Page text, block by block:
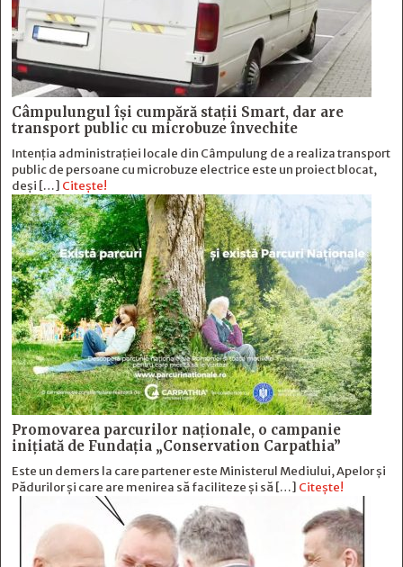
Câmpulungul îşi cumpără staţii Smart, dar are
transport public cu microbuze învechite
Intenția administrației locale din Câmpulung de a realiza transport
public de persoane cu microbuze electrice este un proiect blocat,
deși […] Citește!
Promovarea parcurilor naționale, o campanie
inițiată de Fundația „Conservation Carpathia”
Este un demers la care partener este Ministerul Mediului, Apelor și
Pădurilor și care are menirea să faciliteze și să […] Citește!